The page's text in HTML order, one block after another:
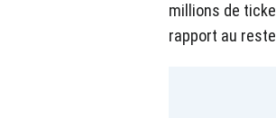
millions de
rapport au